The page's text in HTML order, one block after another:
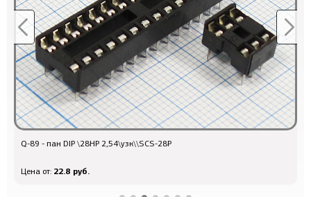
Q-89 - пан DIP \28HP 2,54\узк\\SCS-28P
Цена от: 22.8 руб.